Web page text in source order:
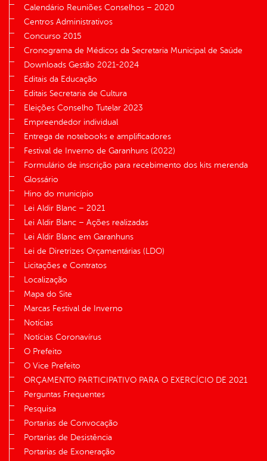
Calendário Reuniões Conselhos – 2020
Centros Administrativos
Concurso 2015
Cronograma de Médicos da Secretaria Municipal de Saúde
Downloads Gestão 2021-2024
Editais da Educação
Editais Secretaria de Cultura
Eleições Conselho Tutelar 2023
Empreendedor individual
Entrega de notebooks e amplificadores
Festival de Inverno de Garanhuns (2022)
Formulário de inscrição para recebimento dos kits merenda
Glossário
Hino do município
Lei Aldir Blanc – 2021
Lei Aldir Blanc – Ações realizadas
Lei Aldir Blanc em Garanhuns
Lei de Diretrizes Orçamentárias (LDO)
Licitações e Contratos
Localização
Mapa do Site
Marcas Festival de Inverno
Notícias
Notícias Coronavírus
O Prefeito
O Vice Prefeito
ORÇAMENTO PARTICIPATIVO PARA O EXERCÍCIO DE 2021
Perguntas Frequentes
Pesquisa
Portarias de Convocação
Portarias de Desistência
Portarias de Exoneração